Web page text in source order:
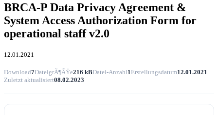
BRCA-P Data Privacy Agreement &
System Access Authorization Form for
operational staff v2.0
12.01.2021
Download7DateigrÃ¶ÃŸe216 kBDatei-Anzahl1Erstellungsdatum12.01.2021
Zuletzt aktualisiert08.02.2023